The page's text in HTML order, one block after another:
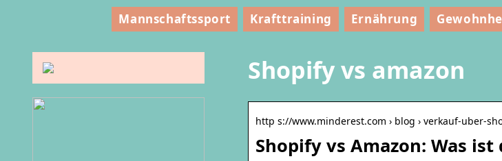
Mannschaftssport Krafttraining Ernährung
Shopify vs amazon
http s://www.minderest.com › blog › verkauf-uber-
Shopify vs Amazon: Was